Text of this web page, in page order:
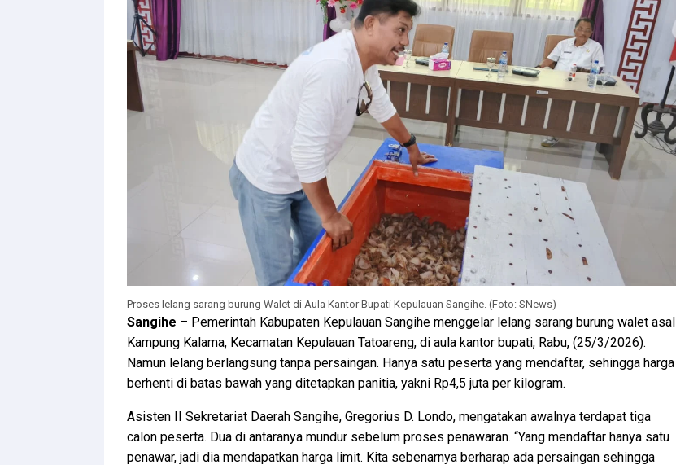
Proses lelang sarang burung Walet di Aula Kantor Bupati Kepulauan Sangihe. (Foto: SNews)
Sangihe – Pemerintah Kabupaten Kepulauan Sangihe menggelar lelang sarang burung walet asal
Kampung Kalama, Kecamatan Kepulauan Tatoareng, di aula kantor bupati, Rabu, (25/3/2026).
Namun lelang berlangsung tanpa persaingan. Hanya satu peserta yang mendaftar, sehingga harga
berhenti di batas bawah yang ditetapkan panitia, yakni Rp4,5 juta per kilogram.
Asisten II Sekretariat Daerah Sangihe, Gregorius D. Londo, mengatakan awalnya terdapat tiga
calon peserta. Dua di antaranya mundur sebelum proses penawaran. “Yang mendaftar hanya satu
penawar, jadi dia mendapatkan harga limit. Kita sebenarnya berharap ada persaingan sehingga